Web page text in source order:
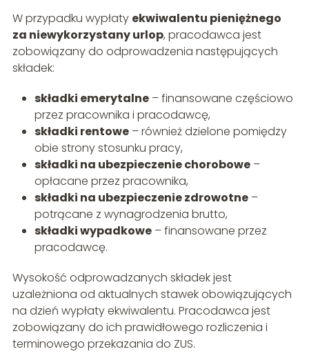
W przypadku wypłaty ekwiwalentu pieniężnego
za niewykorzystany urlop, pracodawca jest
zobowiązany do odprowadzenia następujących
składek:
składki emerytalne– finansowane częściowo
przez pracownika i pracodawcę,
składki rentowe– również dzielone pomiędzy
obie strony stosunku pracy,
składki na ubezpieczenie chorobowe–
opłacane przez pracownika,
składki na ubezpieczenie zdrowotne–
potrącane z wynagrodzenia brutto,
składki wypadkowe– finansowane przez
pracodawcę.
Wysokość odprowadzanych składek jest
uzależniona od aktualnych stawek obowiązujących
na dzień wypłaty ekwiwalentu. Pracodawca jest
zobowiązany do ich prawidłowego rozliczenia i
terminowego przekazania do ZUS.